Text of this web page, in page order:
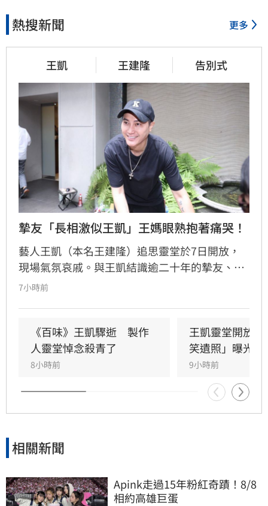
熱搜新聞 更多
王凱 王建隆 告別式
摯友「長相激似王凱」王媽眼熟抱著痛哭！
藝人王凱（本名王建隆）追思靈堂於7日開放，
現場氣氛哀戚。與王凱結識逾二十年的摯友、邱
瓈寬特助Jeff現身協助打點後事。由於兩人外貌
助，演藝圈大姐大邱瓈寬展現義氣，主動承擔治
喪事宜並指派Jeff全程留守，陪伴王凱走完人生
最後一程。這場深厚的兄弟情誼與邱瓈寬的溫暖
義舉，成為家屬在面臨驟變時最堅強的後盾，各
界也紛紛對這
7小時前
《百味》王凱驟逝　製作
人靈堂悼念殺青了
8小時前
王凱靈堂開放
笑遺照」曝光
9小時前
相關新聞
Apink走過15年粉紅奇蹟！8/8
相約高雄巨蛋